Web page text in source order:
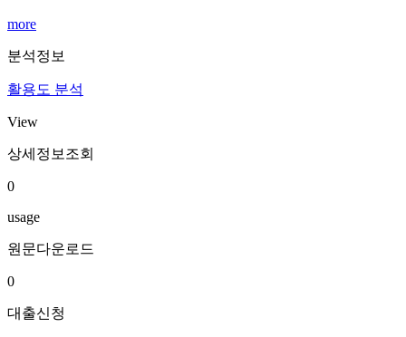
more
분석정보
활용도 분석
View
상세정보조회
0
usage
원문다운로드
0
대출신청